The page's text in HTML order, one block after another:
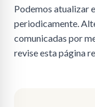
Podemos atualizar
periodicamente.
comunicadas por
revise esta página